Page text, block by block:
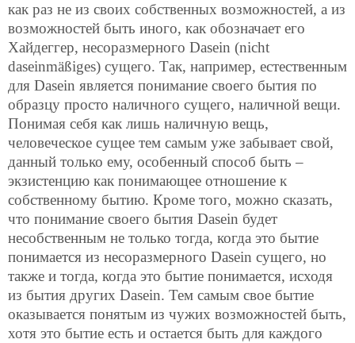
как раз не из своих собственных возможностей, а из
возможностей быть иного, как обозначает его
Хайдеггер, несоразмерного Dasein (nicht
daseinmäßiges) сущего. Так, например, естественным
для Dasein является понимание своего бытия по
образцу просто наличного сущего, наличной вещи.
Понимая себя как лишь наличную вещь,
человеческое сущее тем самым уже забывает свой,
данный только ему, особенный способ быть –
экзистенцию как понимающее отношение к
собственному бытию. Кроме того, можно сказать,
что понимание своего бытия Dasein будет
несобственным не только тогда, когда это бытие
понимается из несоразмерного Dasein сущего, но
также и тогда, когда это бытие понимается, исходя
из бытия других Dasein. Тем самым свое бытие
оказывается понятым из чужих возможностей быть,
хотя это бытие есть и остается быть для каждого